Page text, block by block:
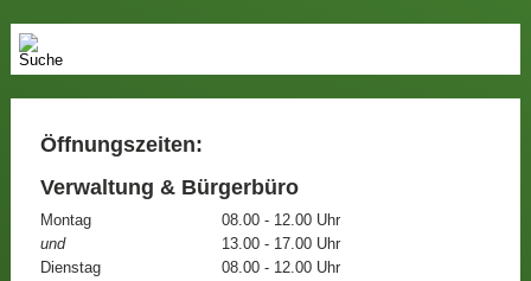
Öffnungszeiten:
Verwaltung & Bürgerbüro
Montag
08.00 - 12.00 Uhr
und
13.00 - 17.00 Uhr
Dienstag
08.00 - 12.00 Uhr